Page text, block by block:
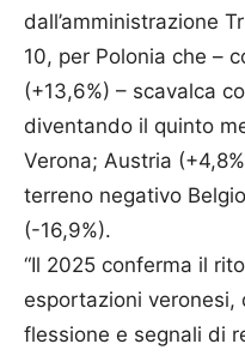
dall’amministrazione
10, per Polonia che –
(+13,6%) – scavalca
diventando il quinto
Verona; Austria
terreno negativo
(-16,9%).
“Il 2025 conferma il
esportazioni veronesi,
flessione e segnali di